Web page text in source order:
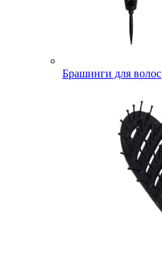
Брашинги для волос